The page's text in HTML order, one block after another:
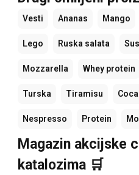
Vesti Ananas Mango
Lego Ruska salata
Mozzarella Whey protein
Turska Tiramisu
Nespresso Protein
Magazin akcijske
katalozima 🛒